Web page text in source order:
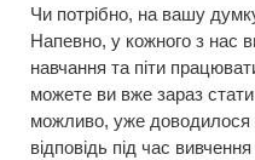
Чи потрібно, на вашу
Напевно, у кожного з нас
навчання та піти
можете ви вже зараз
можливо, уже доводилося
відповідь під час